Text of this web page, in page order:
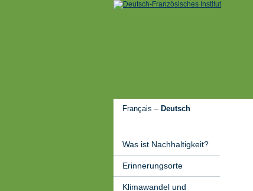
Français – Deutsch
Was ist Nachhaltigkeit?
Erinnerungsorte
Klimawandel und